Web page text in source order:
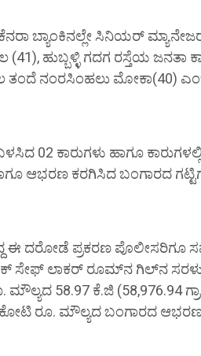
ಬ್ಯಾಂಕಿನಲ್ಲೇ ಸಿನಿಯರ್
ಹುಬ್ಬಳ್ಳಿ ಗದಗ ರಸ್ತೆಯ ಜನತಾ
ತಂದೆ ನಂರಸಿಂಹಲು ಮೋಕಾ(40)
02 ಕಾರುಗಳು ಹಾಗೂ
ಆಭರಣ ಕರಗಿಸಿದ ಬಂಗಾರದ
ಈ ದರೋಡೆ ಪ್ರಕರಣ ಪೊಲೀಸರಿಗೂ
ಸೇಫ್ ಲಾಕರ್ ರೂಮ್‌ನ ಗಿಲ್‌ನ
ಮೌಲ್ಯದ 58.97 ಕೆ.ಜಿ (58,976.94
ಕೋಟಿ ರೂ. ಮೌಲ್ಯದ ಬಂಗಾರದ